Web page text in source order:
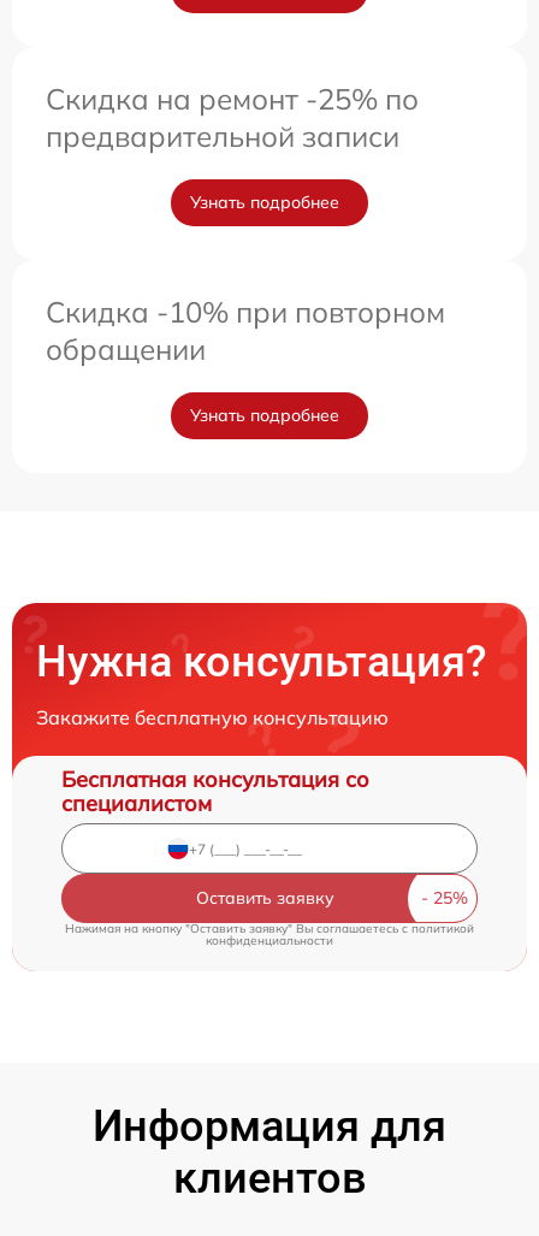
Скидка на ремонт -25% по
предварительной записи
Узнать подробнее
Скидка -10% при повторном
обращении
Узнать подробнее
Нужна консультация?
Закажите бесплатную консультацию
Бесплатная консультация со
специалистом
Оставить заявку
Нажимая на кнопку "Оставить заявку" Вы соглашаетесь cполитикой
конфиденциальности
Информация для
клиентов